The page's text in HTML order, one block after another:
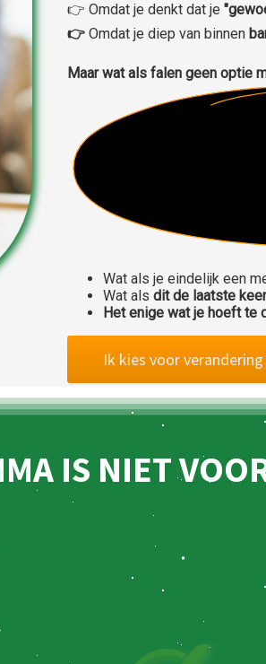
👉 Omdat je denkt dat je
👉 Omdat je diep van binnen
Maar wat als falen geen optie
Wat als je eindelijk een
Wat als dit de laatste
Het enige wat je hoeft te
Ik kies voor verandering
IS NIET